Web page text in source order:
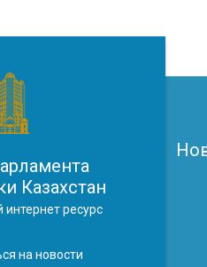
Казахстан
ресурс
на новости